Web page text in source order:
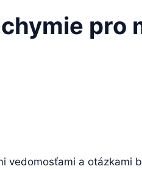
vedomosťami a otázkami